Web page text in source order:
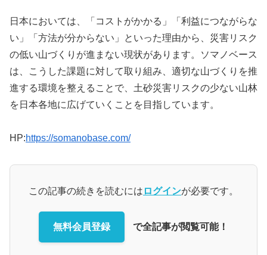
日本においては、「コストがかかる」「利益につながらな
い」「方法が分からない」といった理由から、災害リスク
の低い山づくりが進まない現状があります。ソマノベース
は、こうした課題に対して取り組み、適切な山づくりを推
進する環境を整えることで、土砂災害リスクの少ない山林
を日本各地に広げていくことを目指しています。
HP:https://somanobase.com/
この記事の続きを読むには ログインが必要です。
無料会員登録 で全記事が閲覧可能！